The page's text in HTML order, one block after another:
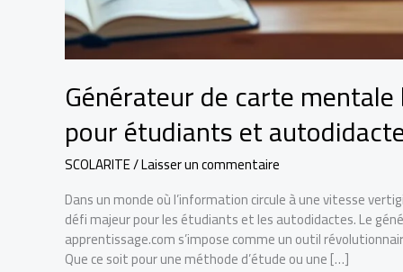
Générateur de carte
pour étudiants et
SCOLARITE/Laisser un commentaire
Dans un monde où l’information circule à une vitesse
défi majeur pour les étudiants et les autodidactes. Le
apprentissage.com s’impose comme un outil
Que ce soit pour une méthode d’étude ou une […]